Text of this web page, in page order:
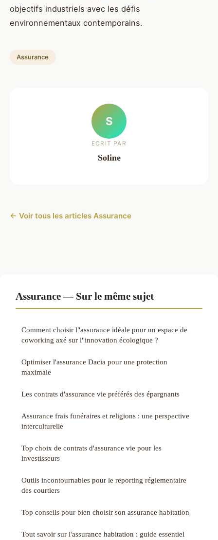
objectifs industriels avec les défis
environnementaux contemporains.
Assurance
S
ECRIT PAR
Soline
← Voir tous les articles Assurance
Assurance — Sur le même sujet
Comment choisir l"assurance idéale pour un espace de
coworking axé sur l"innovation écologique ?
Optimiser l'assurance Dacia pour une protection
maximale
Les contrats d'assurance vie préférés des épargnants
Assurance frais funéraires et religions : une perspective
interculturelle
Top choix de contrats d'assurance vie pour les
investisseurs
Outils incontournables pour le reporting réglementaire
des courtiers
Top conseils pour bien choisir son assurance habitation
Tout savoir sur l'assurance habitation : guide essentiel